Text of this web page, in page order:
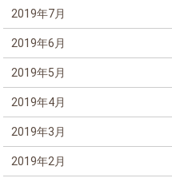
2019年7月
2019年6月
2019年5月
2019年4月
2019年3月
2019年2月